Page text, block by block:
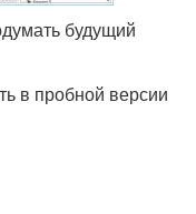
будущий
в пробной версии